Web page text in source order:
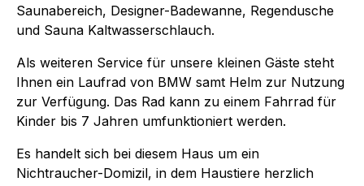
Saunabereich, Designer-Badewanne, Regendusche
und Sauna Kaltwasserschlauch.
Als weiteren Service für unsere kleinen Gäste steht
Ihnen ein Laufrad von BMW samt Helm zur Nutzung
zur Verfügung. Das Rad kann zu einem Fahrrad für
Kinder bis 7 Jahren umfunktioniert werden.
Es handelt sich bei diesem Haus um ein
Nichtraucher-Domizil, in dem Haustiere herzlich